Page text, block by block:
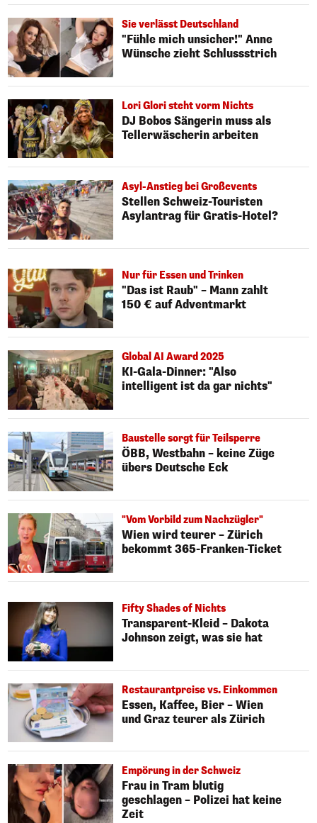
Sie verlässt Deutschland
"Fühle mich unsicher!" Anne
Wünsche zieht Schlussstrich
Lori Glori steht vorm Nichts
DJ Bobos Sängerin muss als
Tellerwäscherin arbeiten
Asyl-Anstieg bei Großevents
Stellen Schweiz-Touristen
Asylantrag für Gratis-Hotel?
Nur für Essen und Trinken
"Das ist Raub" – Mann zahlt
150 € auf Adventmarkt
Global AI Award 2025
KI-Gala-Dinner: "Also
intelligent ist da gar nichts"
Baustelle sorgt für Teilsperre
ÖBB, Westbahn – keine Züge
übers Deutsche Eck
"Vom Vorbild zum Nachzügler"
Wien wird teurer – Zürich
bekommt 365-Franken-Ticket
Fifty Shades of Nichts
Transparent-Kleid – Dakota
Johnson zeigt, was sie hat
Restaurantpreise vs. Einkommen
Essen, Kaffee, Bier – Wien
und Graz teurer als Zürich
Empörung in der Schweiz
Frau in Tram blutig
geschlagen – Polizei hat keine
Zeit